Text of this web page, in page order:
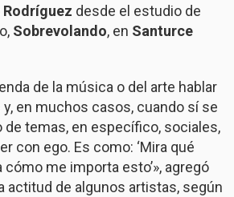
Rodríguez desde el estudio de
Sobrevolando, en Santurce
de la música o del arte hablar
en muchos casos, cuando sí se
de temas, en específico, sociales,
con ego. Es como: ‘Mira qué
me importa esto’», agregó
actitud de algunos artistas, según